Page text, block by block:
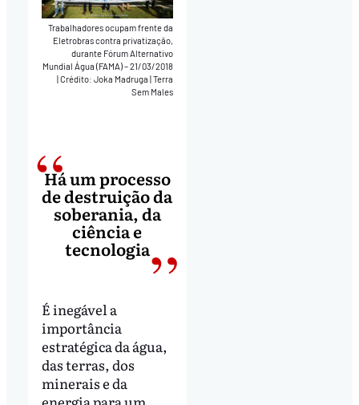
Trabalhadores ocupam frente da
Eletrobras contra privatização,
durante Fórum Alternativo
Mundial Água (FAMA) – 21/03/2018
|Crédito: Joka Madruga | Terra
Sem Males
Há um processo
de destruição da
soberania, da
ciência e
tecnologia
É inegável a
importância
estratégica da água,
das terras, dos
minerais e da